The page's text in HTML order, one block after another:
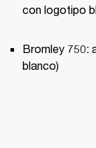
con logotipo
Bromley 750:
blanco)